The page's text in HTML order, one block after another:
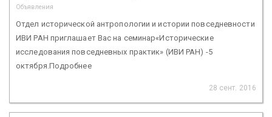
Объявления
Отдел исторической антропологии и истории повседневности
ИВИ РАН приглашает Вас на семинар«Исторические
исследования повседневных практик» (ИВИ РАН) -5
октября.Подробнее
28 сент. 2016